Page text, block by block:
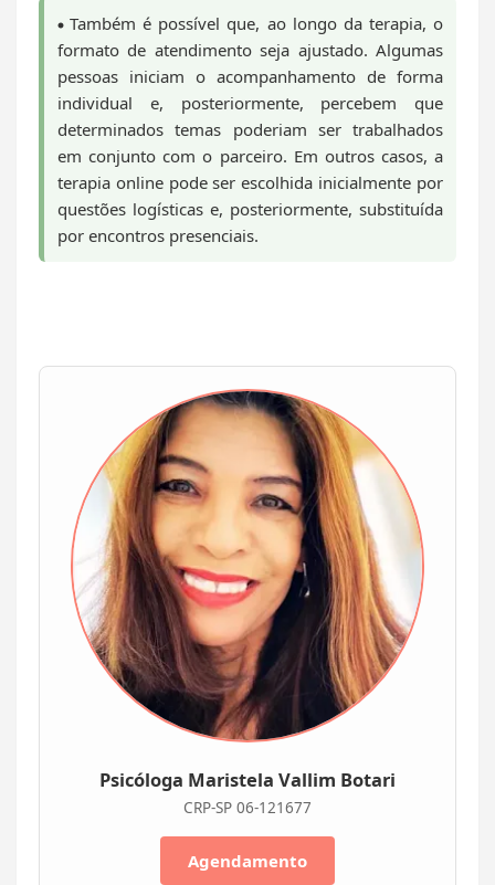
Também é possível que, ao longo da terapia, o
formato de atendimento seja ajustado. Algumas
pessoas iniciam o acompanhamento de forma
individual e, posteriormente, percebem que
determinados temas poderiam ser trabalhados
em conjunto com o parceiro. Em outros casos, a
terapia online pode ser escolhida inicialmente por
questões logísticas e, posteriormente, substituída
por encontros presenciais.
Psicóloga Maristela Vallim Botari
CRP-SP 06-121677
Agendamento